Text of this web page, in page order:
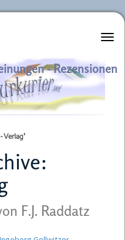
- Rezensionen
Verlag'
F.J. Raddatz